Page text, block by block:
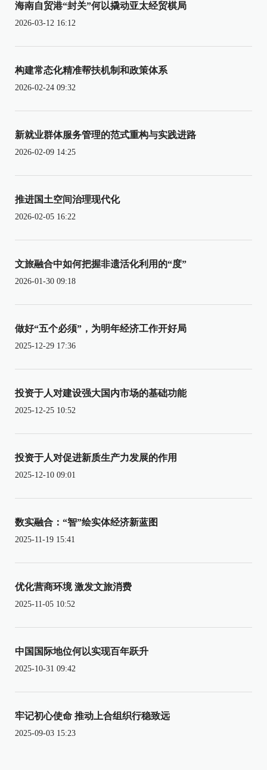
海南自贸港“封关”何以撬动亚太经贸棋局
2026-03-12 16:12
构建常态化精准帮扶机制和政策体系
2026-02-24 09:32
新就业群体服务管理的范式重构与实践进路
2026-02-09 14:25
推进国土空间治理现代化
2026-02-05 16:22
文旅融合中如何把握非遗活化利用的“度”
2026-01-30 09:18
做好“五个必须”，为明年经济工作开好局
2025-12-29 17:36
投资于人对建设强大国内市场的基础功能
2025-12-25 10:52
投资于人对促进新质生产力发展的作用
2025-12-10 09:01
数实融合：“智”绘实体经济新蓝图
2025-11-19 15:41
优化营商环境 激发文旅消费
2025-11-05 10:52
中国国际地位何以实现百年跃升
2025-10-31 09:42
牢记初心使命 推动上合组织行稳致远
2025-09-03 15:23